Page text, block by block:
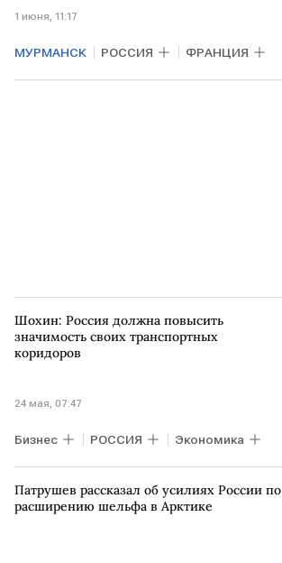
1 июня, 11:17
МУРМАНСК РОССИЯ ФРАНЦИЯ
РФ Эммануэль Макрон
Шохин: Россия должна повысить
значимость своих транспортных
коридоров
24 мая, 07:47
Бизнес РОССИЯ Экономика
Ормузский пролив
ПЕРСИДСКИЙ ЗАЛИВ АРКТИКА
Патрушев рассказал об усилиях России по
расширению шельфа в Арктике